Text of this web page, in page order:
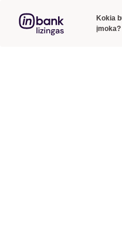
Kokia
įmoka?